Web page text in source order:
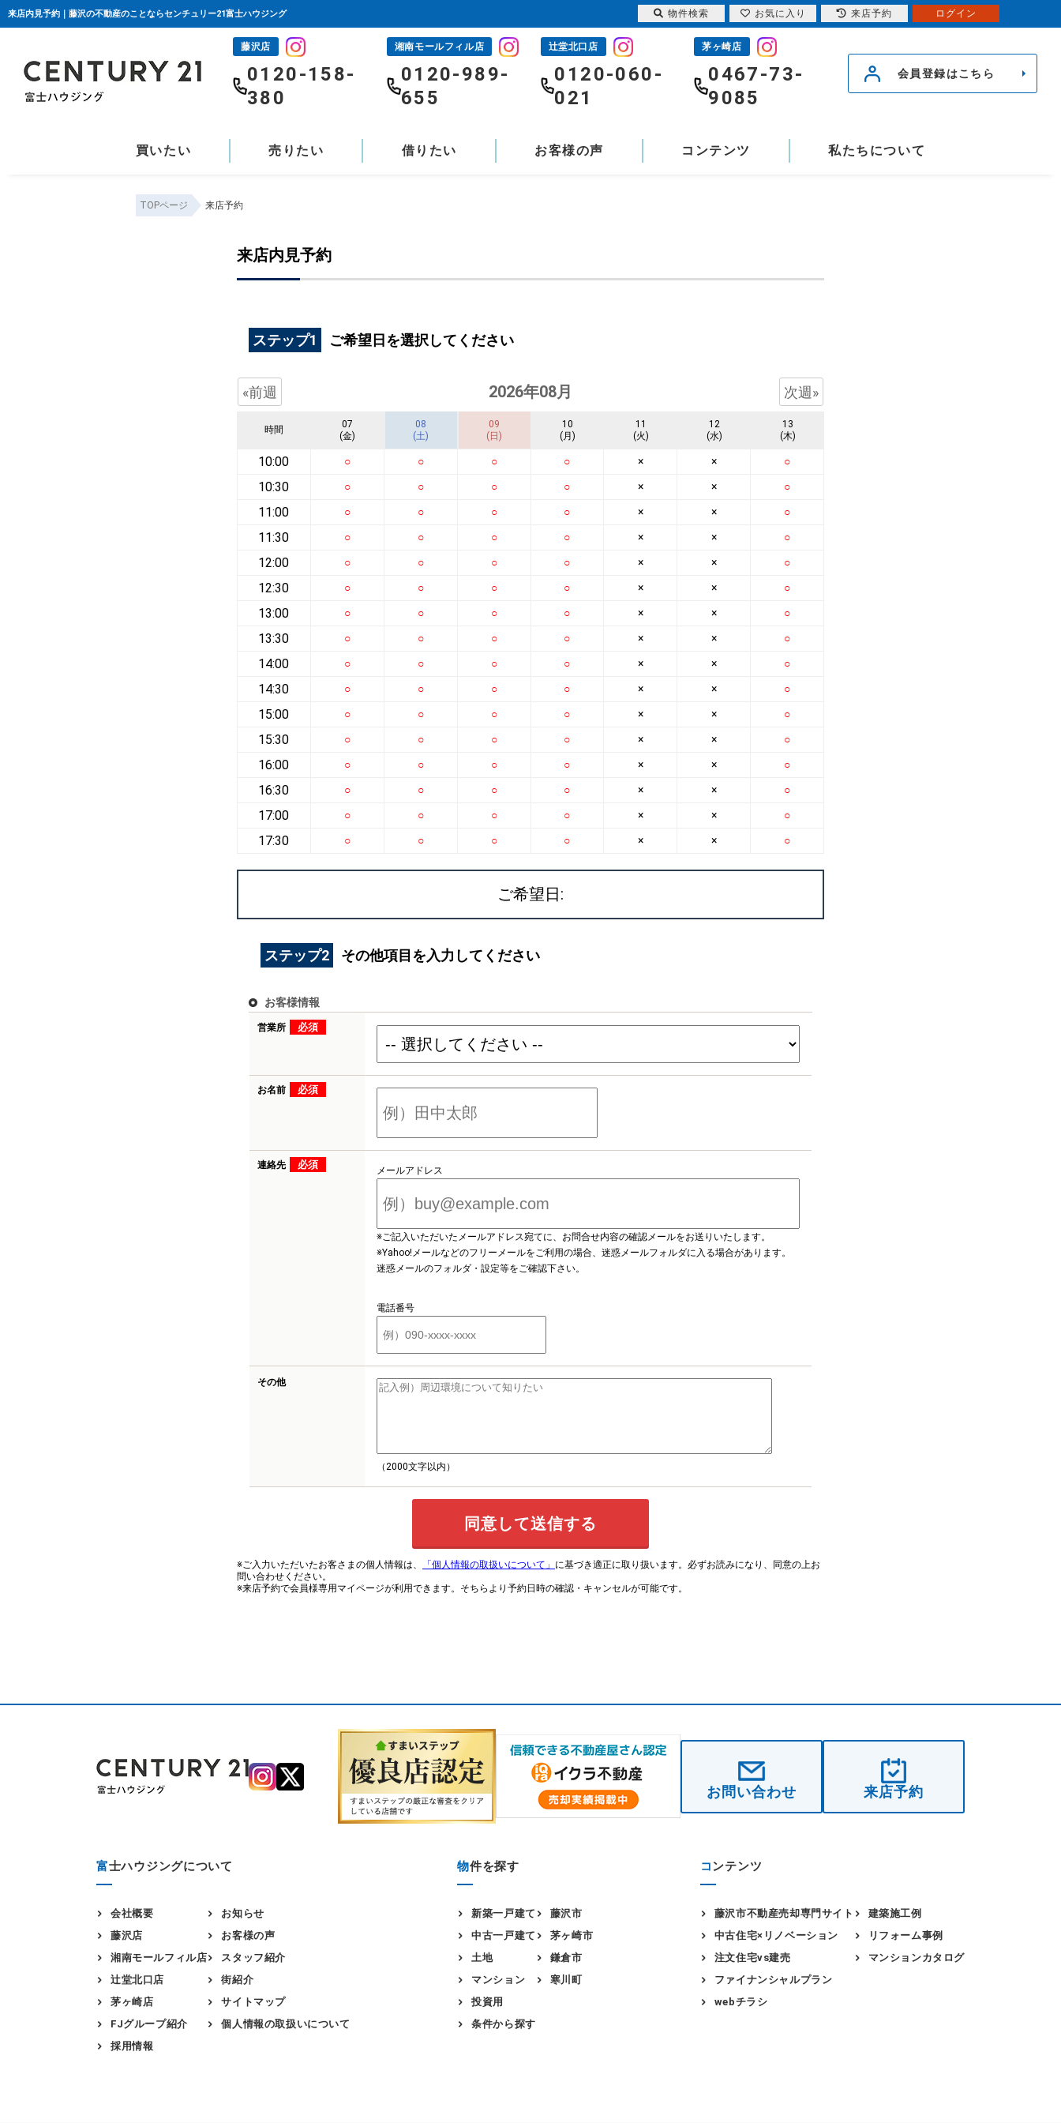
来店内見予約｜藤沢の不動産のことならセンチュリー21富士ハウジング
藤沢店
0120-158-
380
湘南モールフィル店
0120-989-
655
辻堂北口店
0120-060-
021
茅ヶ崎店
0467-73-
9085
会員登録はこちら
買いたい 売りたい 借りたい お客様の声 コンテンツ 私たちについて
TOPページ 来店予約
来店内見予約
ステップ1 ご希望日を選択してください
«前週 2026年08月 次週»
時間
10:00
10:30
11:00
11:30
12:00
12:30
13:00
13:30
14:00
14:30
15:00
15:30
16:00
16:30
17:00
17:30
07
(金)
○
○
○
○
○
○
○
○
○
○
○
○
○
○
○
○
08
(土)
○
○
○
○
○
○
○
○
○
○
○
○
○
○
○
○
09
(日)
○
○
○
○
○
○
○
○
○
○
○
○
○
○
○
○
10
(月)
○
○
○
○
○
○
○
○
○
○
○
○
○
○
○
○
11
(火)
×
×
×
×
×
×
×
×
×
×
×
×
×
×
×
×
12
(水)
×
×
×
×
×
×
×
×
×
×
×
×
×
×
×
×
13
(木)
○
○
○
○
○
○
○
○
○
○
○
○
○
○
○
○
ご希望日:
ステップ2 その他項目を入力してください
お客様情報
営業所 必須
お名前 必須
連絡先 必須 メールアドレス
※ご記入いただいたメールアドレス宛てに、お問合せ内容の確認メールをお送りいたします。
※Yahoo!メールなどのフリーメールをご利用の場合、迷惑メールフォルダに入る場合があります。
迷惑メールのフォルダ・設定等をご確認下さい。
電話番号
その他
（2000文字以内）
※ご入力いただいたお客さまの個人情報は、 「個人情報の取扱いについて」 に基づき適正に取り扱います。必ずお読みになり、同意の上お
問い合わせください。
※来店予約で会員様専用マイページが利用できます。そちらより予約日時の確認・キャンセルが可能です。
お問い合わせ 来店予約
富士ハウジングについて
会社概要
藤沢店
湘南モールフィル店
辻堂北口店
茅ヶ崎店
FJグループ紹介
採用情報
お知らせ
お客様の声
スタッフ紹介
街紹介
サイトマップ
個人情報の取扱いについて
物件を探す
新築一戸建て
中古一戸建て
土地
マンション
投資用
条件から探す
藤沢市
茅ヶ崎市
鎌倉市
寒川町
コンテンツ
藤沢市不動産売却専門サイト
中古住宅×リノベーション
注文住宅vs建売
ファイナンシャルプラン
webチラシ
建築施工例
リフォーム事例
マンションカタログ
物件検索 お気に入り 来店予約 ログイン